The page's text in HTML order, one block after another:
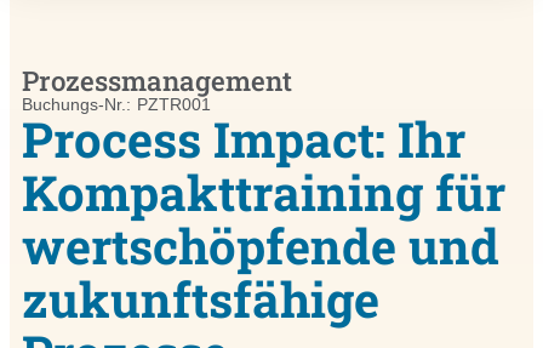
Prozessmanagement
Buchungs-Nr.: PZTR001
Process Impact: Ihr
Kompakttraining für
wertschöpfende und
zukunftsfähige